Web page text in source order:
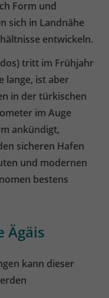
Form und
sich in Landnähe
entwickeln.
tritt im Frühjahr
lange, ist aber
in der türkischen
im Auge
ankündigt,
sicheren Hafen
und modernen
bestens
Ägäis
kann dieser